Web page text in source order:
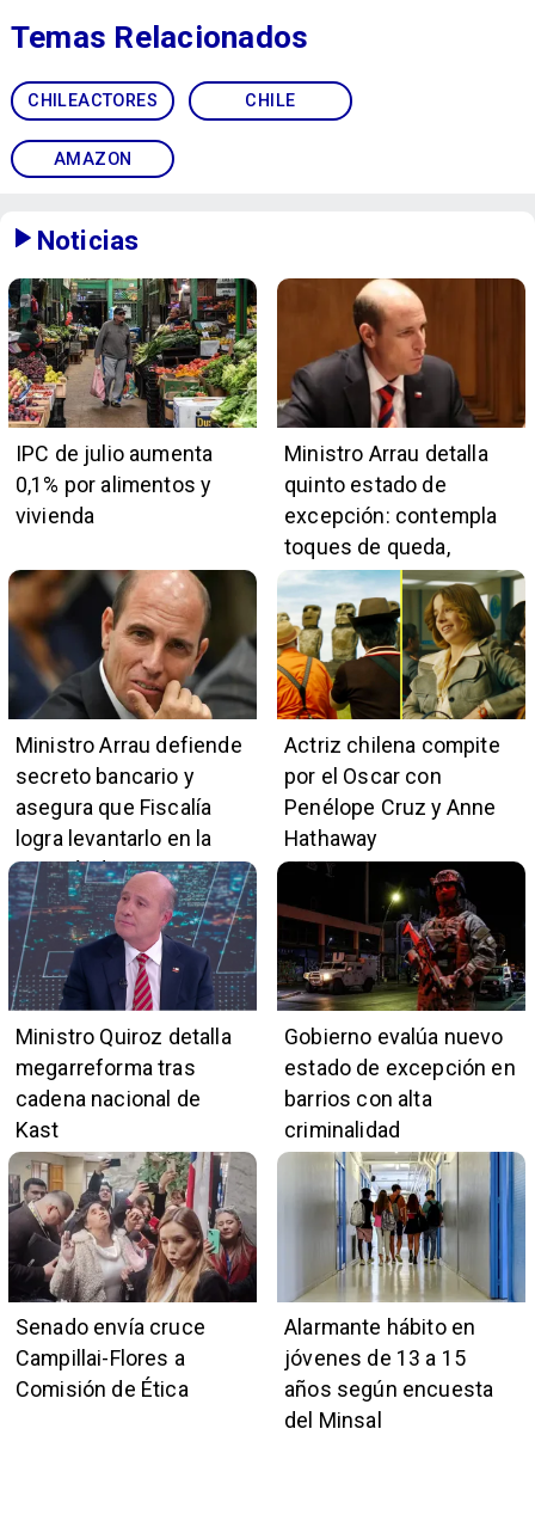
CHILEACTORES CHILE
AMAZON
Temas Relacionados
Noticias
IPC de julio aumenta
0,1% por alimentos y
vivienda
Ministro Arrau detalla
quinto estado de
excepción: contempla
toques de queda,
restricciones y
escuchas telefónicas
en zonas críticas
Ministro Arrau defiende
secreto bancario y
asegura que Fiscalía
logra levantarlo en la
mayoría de casos
Actriz chilena compite
por el Oscar con
Penélope Cruz y Anne
Hathaway
Ministro Quiroz detalla
megarreforma tras
cadena nacional de
Kast
Gobierno evalúa nuevo
estado de excepción en
barrios con alta
criminalidad
Senado envía cruce
Campillai-Flores a
Comisión de Ética
Alarmante hábito en
jóvenes de 13 a 15
años según encuesta
del Minsal